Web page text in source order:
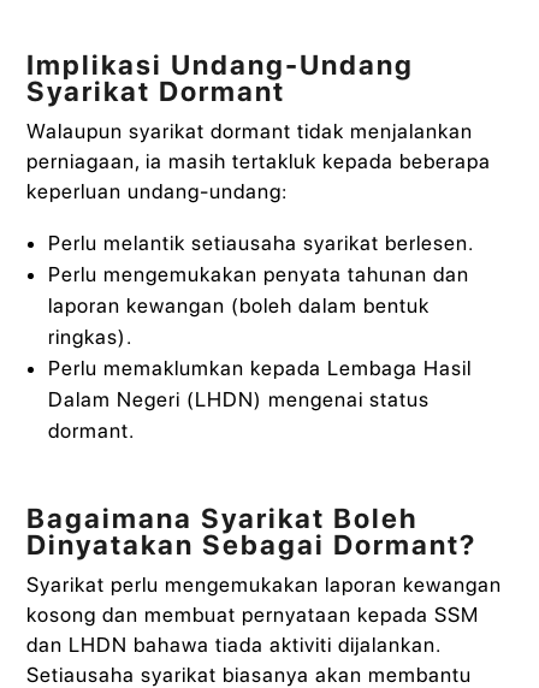
Implikasi Undang-Undang
Syarikat Dormant
Walaupun syarikat dormant tidak menjalankan
perniagaan, ia masih tertakluk kepada beberapa
keperluan undang-undang:
Perlu melantik setiausaha syarikat berlesen.
Perlu mengemukakan penyata tahunan dan
laporan kewangan (boleh dalam bentuk
ringkas).
Perlu memaklumkan kepada Lembaga Hasil
Dalam Negeri (LHDN) mengenai status
dormant.
Bagaimana Syarikat Boleh
Dinyatakan Sebagai Dormant?
Syarikat perlu mengemukakan laporan kewangan
kosong dan membuat pernyataan kepada SSM
dan LHDN bahawa tiada aktiviti dijalankan.
Setiausaha syarikat biasanya akan membantu